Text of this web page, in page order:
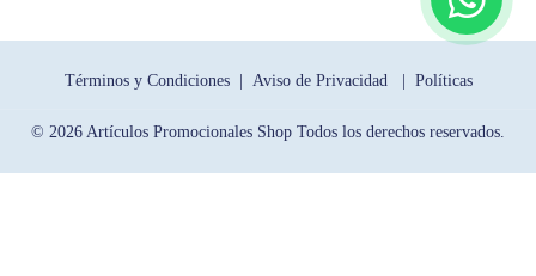
Términos y Condiciones | Aviso de Privacidad | Políticas
© 2026 Artículos Promocionales Shop Todos los derechos reservados.